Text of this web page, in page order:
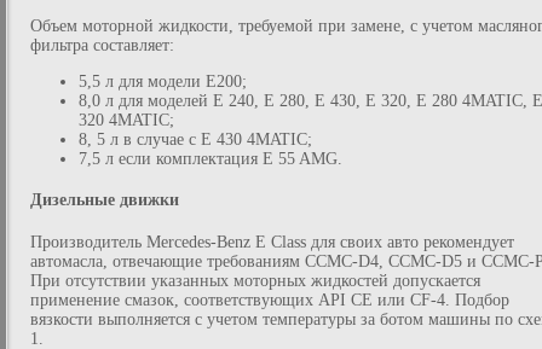
Объем моторной жидкости, требуемой при замене, с учетом
фильтра составляет:
5,5 л для модели E200;
8,0 л для моделей E 240, E 280, E 430, E 320, E 280 4MATIC, E
320 4MATIC;
8, 5 л в случае с E 430 4MATIC;
7,5 л если комплектация E 55 AMG.
Дизельные движки
Производитель Mercedes-Benz E Class для своих авто рекомендует
автомасла, отвечающие требованиям ССМС-D4, CCMC-D5 и ССМС-
При отсутствии указанных моторных жидкостей допускается
применение смазок, соответствующих API CE или CF-4. Подбор
вязкости выполняется с учетом температуры за ботом машины по
1.